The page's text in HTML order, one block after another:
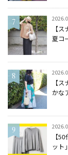
【
夏コ
【
かな
【
ット